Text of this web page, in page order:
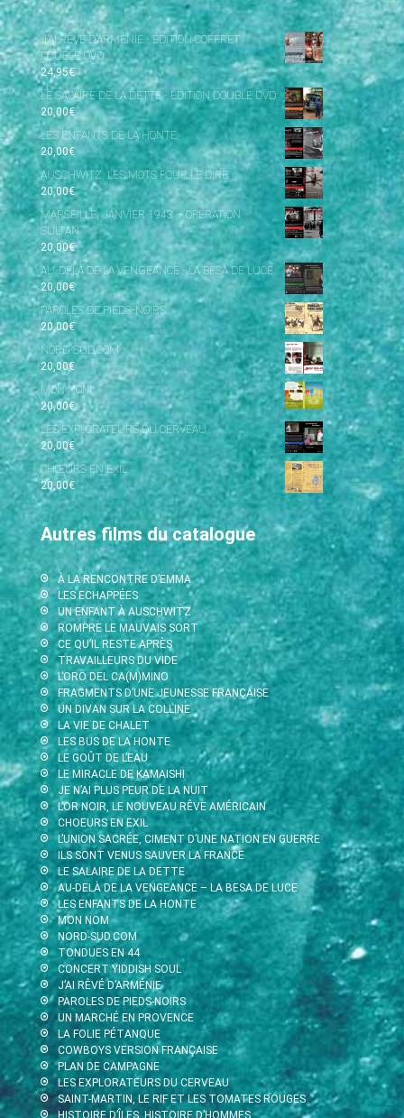
J’AI RÊVÉ D’ARMÉNIE - ÉDITION COFFRET
DOUBLE DVD
24,95€
LE SALAIRE DE LA DETTE - ÉDITION DOUBLE DVD
20,00€
LES ENFANTS DE LA HONTE
20,00€
AUSCHWITZ, LES MOTS POUR LE DIRE
20,00€
MARSEILLE, JANVIER 1943 – OPÉRATION
SULTAN
20,00€
AU-DELÀ DE LA VENGEANCE - LA BESA DE LUCE
20,00€
PAROLES DE PIEDS-NOIRS
20,00€
NORD-SUD.COM
20,00€
MON NOM
20,00€
LES EXPLORATEURS DU CERVEAU
20,00€
CHŒURS EN EXIL
20,00€
Autres films du catalogue
À LA RENCONTRE D’EMMA
LES ECHAPPÉES
UN ENFANT À AUSCHWITZ
ROMPRE LE MAUVAIS SORT
CE QU’IL RESTE APRÈS
TRAVAILLEURS DU VIDE
L’ORO DEL CA(M)MINO
FRAGMENTS D’UNE JEUNESSE FRANÇAISE
UN DIVAN SUR LA COLLINE
LA VIE DE CHALET
LES BUS DE LA HONTE
LE GOÛT DE L’EAU
LE MIRACLE DE KAMAISHI
JE N’AI PLUS PEUR DE LA NUIT
L’OR NOIR, LE NOUVEAU RÊVE AMÉRICAIN
CHOEURS EN EXIL
L’UNION SACRÉE, CIMENT D’UNE NATION EN GUERRE
ILS SONT VENUS SAUVER LA FRANCE
LE SALAIRE DE LA DETTE
AU-DELÀ DE LA VENGEANCE – LA BESA DE LUCE
LES ENFANTS DE LA HONTE
MON NOM
NORD-SUD.COM
TONDUES EN 44
CONCERT YIDDISH SOUL
J’AI RÊVÉ D’ARMÉNIE
PAROLES DE PIEDS-NOIRS
UN MARCHÉ EN PROVENCE
LA FOLIE PÉTANQUE
COWBOYS VERSION FRANÇAISE
PLAN DE CAMPAGNE
LES EXPLORATEURS DU CERVEAU
SAINT-MARTIN, LE RIF ET LES TOMATES ROUGES